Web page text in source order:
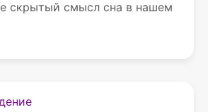
скрытый смысл сна в нашем